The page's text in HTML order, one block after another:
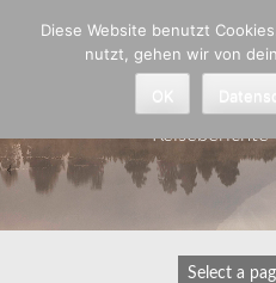
Astrid
Diese Website benutzt
nutzt, gehen wir von